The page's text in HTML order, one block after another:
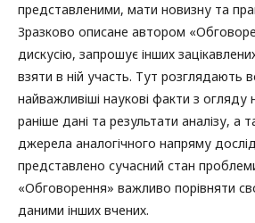
представленими, мати новизну та
Зразково описане автором
дискусію, запрошує інших
взяти в ній участь. Тут розглядають
найважливіші наукові факти з огляду
раніше дані та результати аналізу, а
джерела аналогічного напряму
представлено сучасний стан
«Обговорення» важливо порівняти
даними інших вчених.